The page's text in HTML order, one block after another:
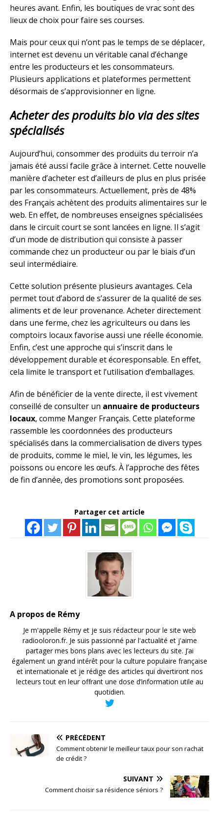
heures avant. Enfin, les boutiques de vrac sont des
lieux de choix pour faire ses courses.
Mais pour ceux qui n’ont pas le temps de se déplacer,
internet est devenu un véritable canal d’échange
entre les producteurs et les consommateurs.
Plusieurs applications et plateformes permettent
désormais de s’approvisionner en ligne.
Acheter des produits bio via des sites
spécialisés
Aujourd’hui, consommer des produits du terroir n’a
jamais été aussi facile grâce à internet. Cette nouvelle
manière d’acheter est d’ailleurs de plus en plus prisée
par les consommateurs. Actuellement, près de 48%
des Français achètent des produits alimentaires sur le
web. En effet, de nombreuses enseignes spécialisées
dans le circuit court se sont lancées en ligne. Il s’agit
d’un mode de distribution qui consiste à passer
commande chez un producteur ou par le biais d’un
seul intermédiaire.
Cette solution présente plusieurs avantages. Cela
permet tout d’abord de s’assurer de la qualité de ses
aliments et de leur provenance. Acheter directement
dans une ferme, chez les agriculteurs ou dans les
comptoirs locaux favorise aussi une réelle économie.
Enfin, c’est une approche qui s’inscrit dans le
développement durable et écoresponsable. En effet,
cela limite le transport et l’utilisation d’emballages.
Afin de bénéficier de la vente directe, il est vivement
conseillé de consulter un annuaire de producteurs
locaux, comme Manger Français. Cette plateforme
rassemble les coordonnées des producteurs
spécialisés dans la commercialisation de divers types
de produits, comme le miel, le vin, les légumes, les
poissons ou encore les œufs. À l’approche des fêtes
de fin d’année, des promotions sont proposées.
Partager cet article
A propos de Rémy
Je m'appelle Rémy et je suis rédacteur pour le site web
radiooloron.fr. Je suis passionné par l'actualité et j'aime
partager mes bons plans avec les lecteurs du site. J’ai
également un grand intérêt pour la culture populaire française
et internationale et je rédige des articles qui divertiront nos
lecteurs tout en leur offrant une dose d’information utile au
quotidien.
PRÉCÉDENT
Comment obtenir le meilleur taux pour son rachat
de crédit ?
SUIVANT
Comment choisir sa résidence séniors ?